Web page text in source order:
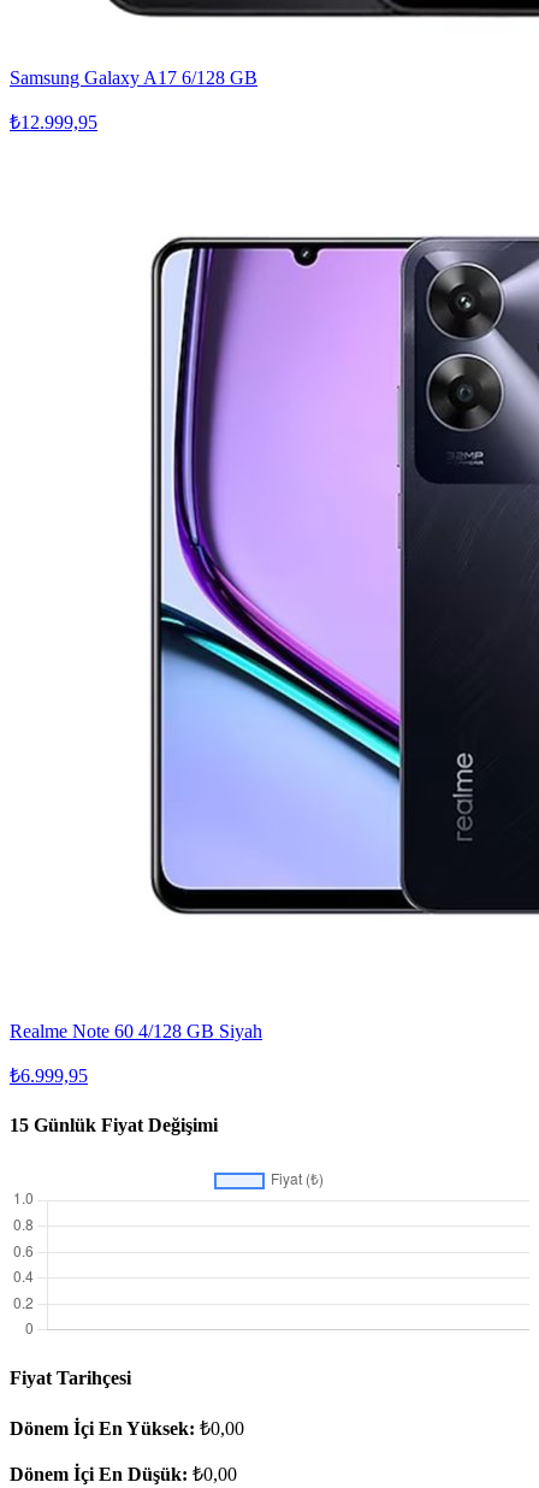
Samsung Galaxy A17 6/128 GB
₺12.999,95
Realme Note 60 4/128 GB Siyah
₺6.999,95
15 Günlük Fiyat Değişimi
Fiyat Tarihçesi
Dönem İçi En Yüksek: ₺0,00
Dönem İçi En Düşük: ₺0,00